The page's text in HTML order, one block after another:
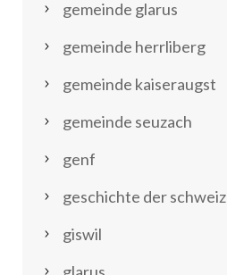
gemeinde glarus
gemeinde herrliberg
gemeinde kaiseraugst
gemeinde seuzach
genf
geschichte der schweiz
giswil